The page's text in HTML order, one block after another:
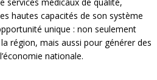
services médicaux de qualité,
hautes capacités de son système
unique : non seulement
région, mais aussi pour générer des
nationale.